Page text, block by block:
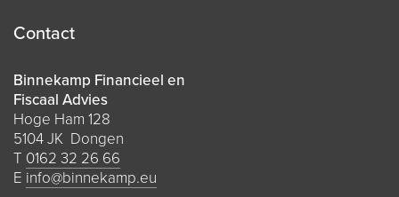
Contact
Binnekamp Financieel en
Fiscaal Advies
Hoge Ham 128
5104 JK Dongen
T 0162 32 26 66
E info@binnekamp.eu